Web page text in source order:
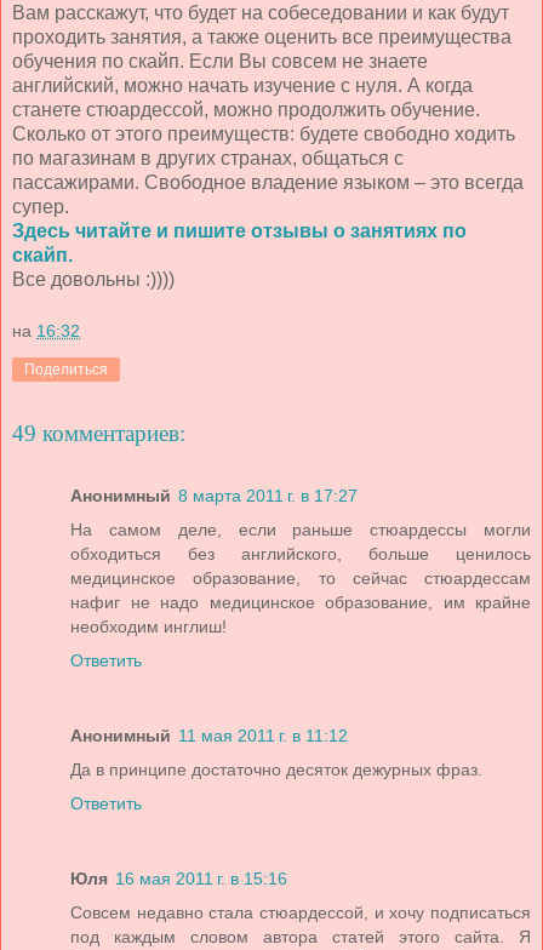
Вам расскажут, что будет на собеседовании и как будут
проходить занятия, а также оценить все преимущества
обучения по скайп. Если Вы совсем не знаете
английский, можно начать изучение с нуля. А когда
станете стюардессой, можно продолжить обучение.
Сколько от этого преимуществ: будете свободно ходить
по магазинам в других странах, общаться с
пассажирами. Свободное владение языком – это всегда
супер.
Здесь читайте и пишите отзывы о занятиях по
скайп.
Все довольны :))))
на 16:32
Поделиться
49 комментариев:
Анонимный 8 марта 2011 г. в 17:27
На самом деле, если раньше стюардессы могли
обходиться без английского, больше ценилось
медицинское образование, то сейчас стюардессам
нафиг не надо медицинское образование, им крайне
необходим инглиш!
Ответить
Анонимный 11 мая 2011 г. в 11:12
Да в принципе достаточно десяток дежурных фраз.
Ответить
Юля 16 мая 2011 г. в 15:16
Совсем недавно стала стюардессой, и хочу подписаться
под каждым словом автора статей этого сайта. Я